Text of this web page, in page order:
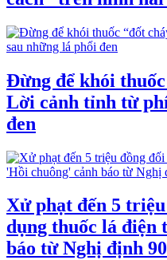
Đừng để khói
Lời cảnh tỉnh từ
đen
Xử phạt đến 5
dụng thuốc lá
báo từ Nghị định 90